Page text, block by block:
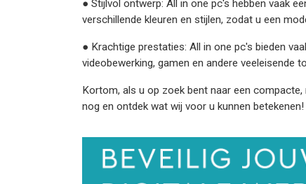
● Stijlvol ontwerp: All in one pc's hebben vaak
verschillende kleuren en stijlen, zodat u een
● Krachtige prestaties: All in one pc's bieden
videobewerking, gamen en andere veeleisende
Kortom, als u op zoek bent naar een
nog en ontdek wat wij voor u kunnen betekenen!